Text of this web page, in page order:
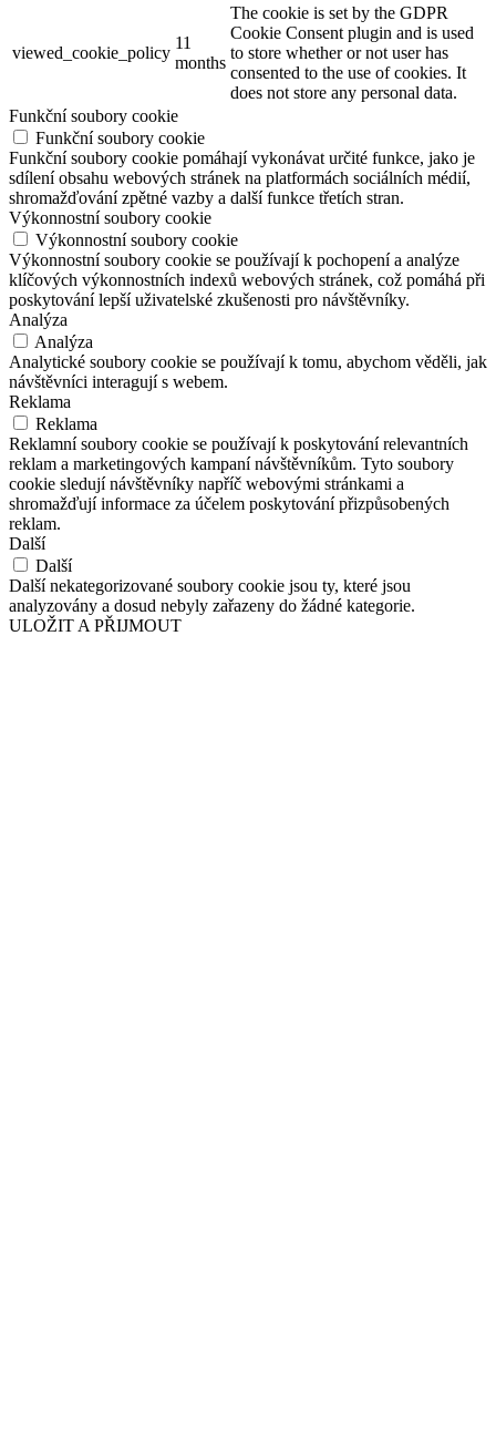
viewed_cookie_policy
11
months
The cookie is set by the GDPR
Cookie Consent plugin and is used
to store whether or not user has
consented to the use of cookies. It
does not store any personal data.
Funkční soubory cookie
Funkční soubory cookie
Funkční soubory cookie pomáhají vykonávat určité funkce, jako je
sdílení obsahu webových stránek na platformách sociálních médií,
shromažďování zpětné vazby a další funkce třetích stran.
Výkonnostní soubory cookie
Výkonnostní soubory cookie
Výkonnostní soubory cookie se používají k pochopení a analýze
klíčových výkonnostních indexů webových stránek, což pomáhá při
poskytování lepší uživatelské zkušenosti pro návštěvníky.
Analýza
Analýza
Analytické soubory cookie se používají k tomu, abychom věděli, jak
návštěvníci interagují s webem.
Reklama
Reklama
Reklamní soubory cookie se používají k poskytování relevantních
reklam a marketingových kampaní návštěvníkům. Tyto soubory
cookie sledují návštěvníky napříč webovými stránkami a
shromažďují informace za účelem poskytování přizpůsobených
reklam.
Další
Další
Další nekategorizované soubory cookie jsou ty, které jsou
analyzovány a dosud nebyly zařazeny do žádné kategorie.
ULOŽIT A PŘIJMOUT